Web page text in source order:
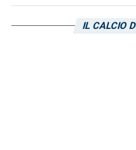
pomeriggio allaIL CALCIO